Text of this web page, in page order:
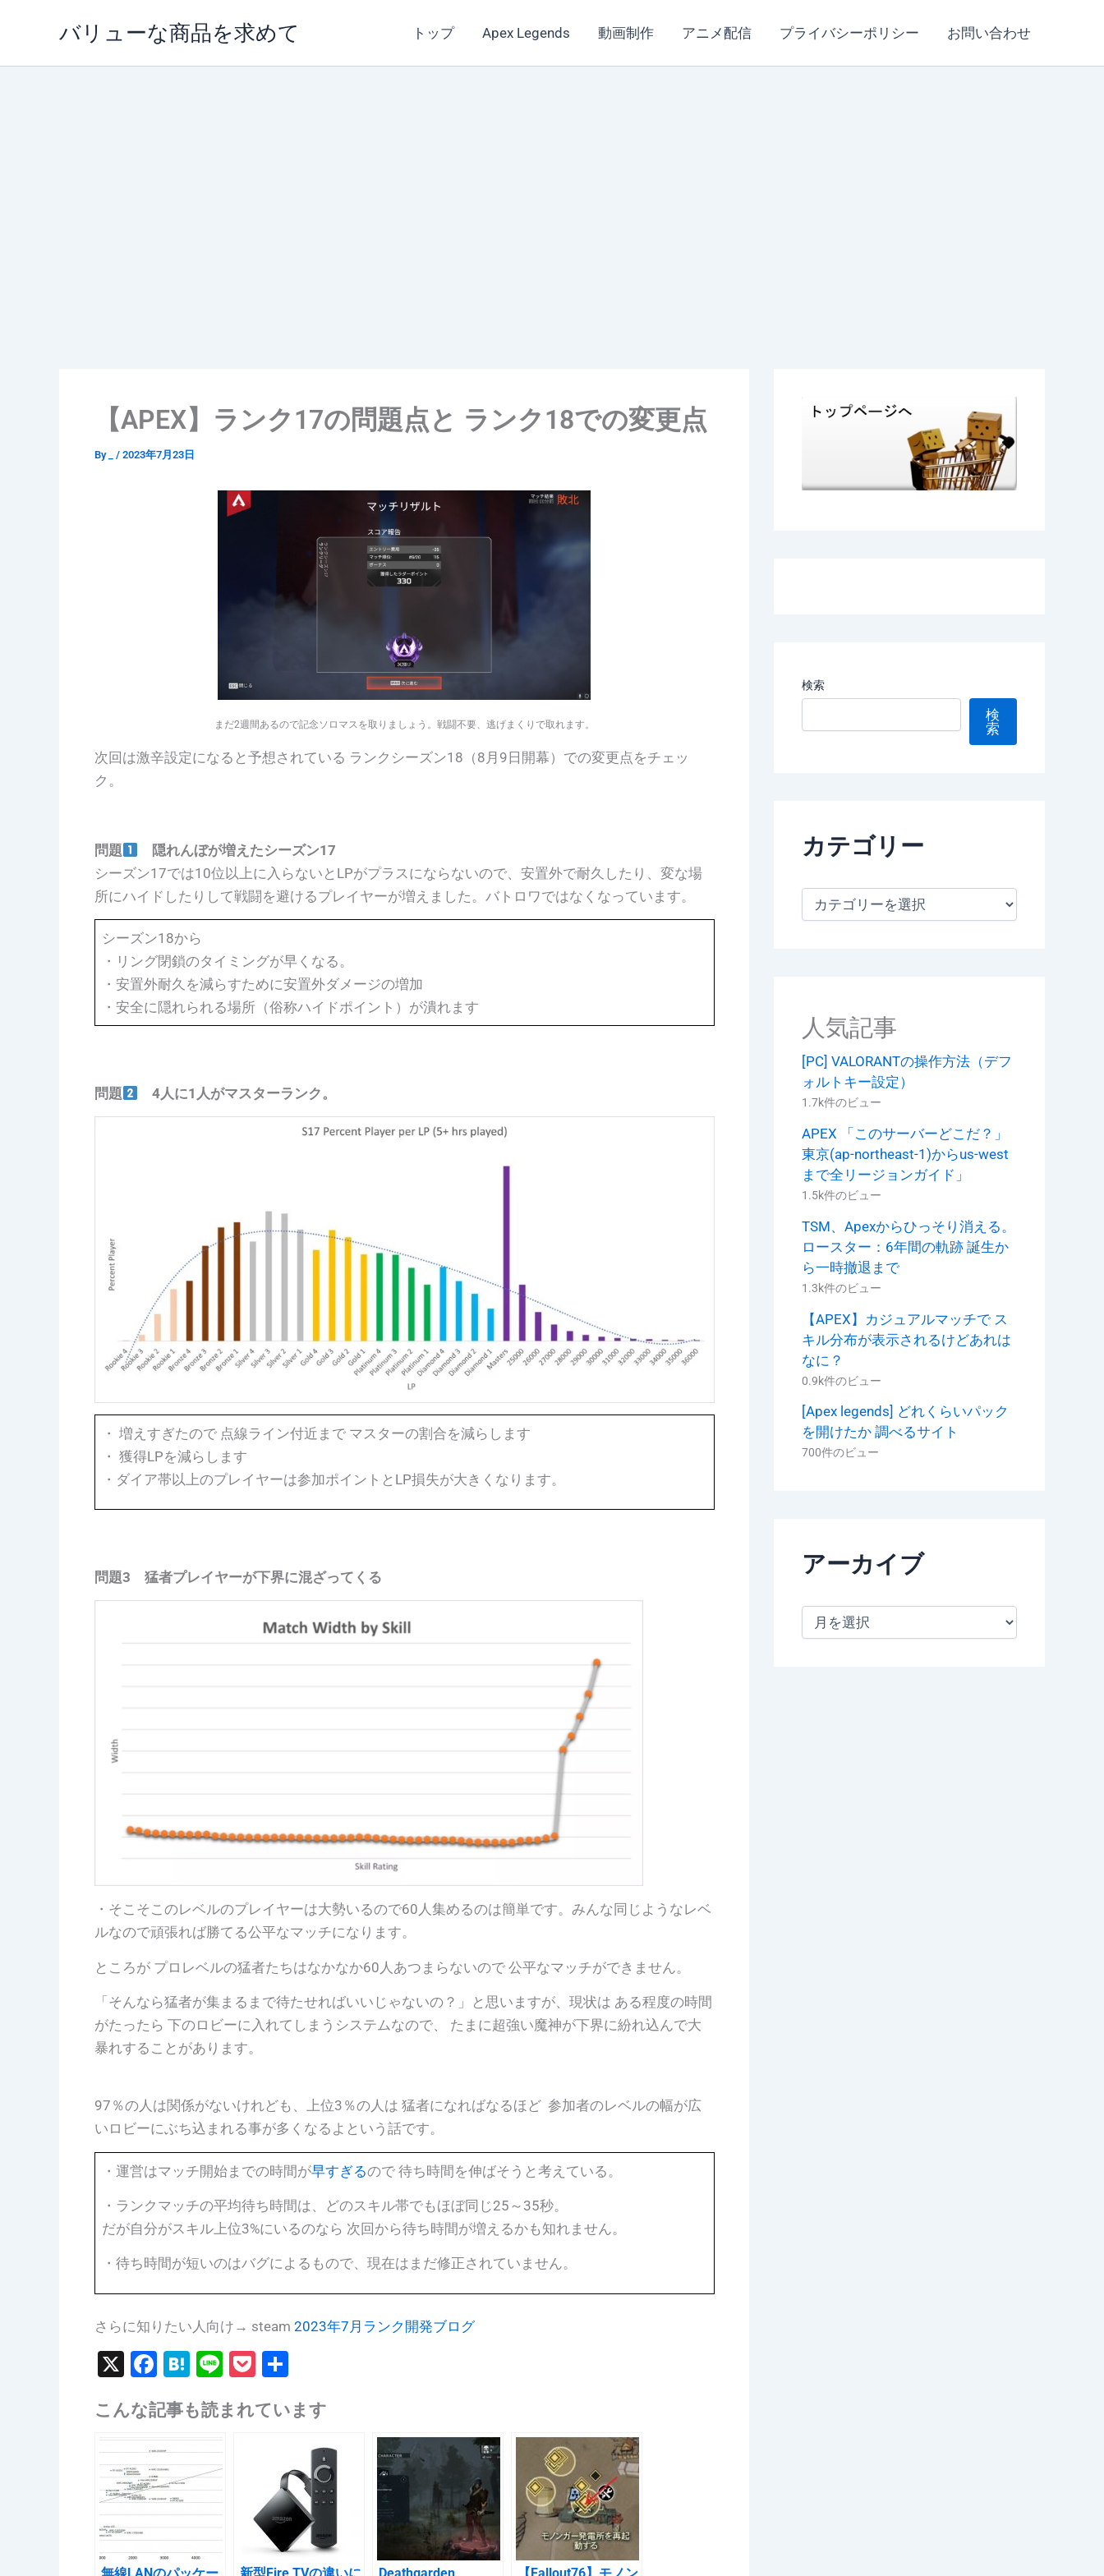
バリューな商品を求めて トップ Apex Legends 動画制作 アニメ配信 プライバシーポリシー お問い合わせ
【APEX】ランク17の問題点と ランク18での変更点
By / 2023年7月23日
まだ2週間あるので記念ソロマスを取りましょう。戦闘不要、逃げまくりで取れます。
次回は激辛設定になると予想されている ランクシーズン18（8月9日開幕）での変更点をチェッ
ク。
問題
隠れんぼが増えたシーズン17
シーズン17では10位以上に入らないとLPがプラスにならないので、安置外で耐久したり、変な場
所にハイドしたりして戦闘を避けるプレイヤーが増えました。バトロワではなくなっています。
シーズン18から
・リング閉鎖のタイミングが早くなる。
・安置外耐久を減らすために安置外ダメージの増加
・安全に隠れられる場所（俗称ハイドポイント）が潰れます
問題 4人に1人がマスターランク。
・ 増えすぎたので 点線ライン付近まで マスターの割合を減らします
・ 獲得LPを減らします
・ダイア帯以上のプレイヤーは参加ポイントとLP損失が大きくなります。
問題3 猛者プレイヤーが下界に混ざってくる
・そこそこのレベルのプレイヤーは大勢いるので60人集めるのは簡単です。みんな同じようなレベ
ルなので頑張れば勝てる公平なマッチになります。
ところが プロ レベルの猛者たちはなかなか60人あつまらないので 公平なマッチができません。
「そんなら猛者が集まるまで待たせればいいじゃないの？」と思いますが、現状は ある程度の時間
がたったら 下のロビーに入れてしまうシステムなので、 たまに超強い魔神が下界に紛れ込んで大
暴れすることがあります。
97％の人は関係がないけれども、上位3％の人は 猛者になればなるほど 参加者のレベルの幅が広
いロビーにぶち込まれる事が多くなるよという話です。
・運営はマッチ開始までの時間が早すぎるので 待ち時間を伸ばそうと考えている。
・ランクマッチの平均待ち時間は、どのスキル帯でもほぼ同じ25～35秒。
だが自分がスキル上位3%にいるのなら 次回から待ち時間が増えるかも知れません。
・待ち時間が短いのはバグによるもので、現在はまだ修正されていません。
さらに知りたい人向け→ steam 2023年7月ランク開発ブログ
X F
c
e
b
o
o
k
H
e
a
Li
e
P
c
共
こんな記事も読まれています
検索
検
索
カテゴリー
人気記事
[PC] VALORANTの操作方法（デフ
ォルトキー設定）
1.7k件のビュー
APEX 「このサーバーどこだ？」
東京(ap-northeast-1)からus-west
まで全リージョンガイド」
1.5k件のビュー
TSM、Apexからひっそり消える。
ロースター：6年間の軌跡 誕生か
ら一時撤退まで
1.3k件のビュー
【APEX】カジュアルマッチで ス
キル分布が表示されるけどあれは
なに？
0.9k件のビュー
[Apex legends] どれくらいパック
を開けたか 調べるサイト
700件のビュー
アーカイブ